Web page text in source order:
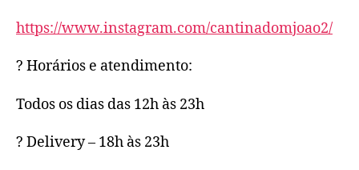
https://www.instagram.com/cantinadomjoao2/
? Horários e atendimento:
Todos os dias das 12h às 23h
? Delivery – 18h às 23h